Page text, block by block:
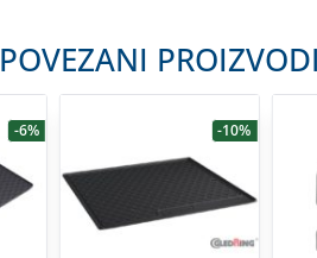
POVEZANI PROIZVODI
-6% -10%